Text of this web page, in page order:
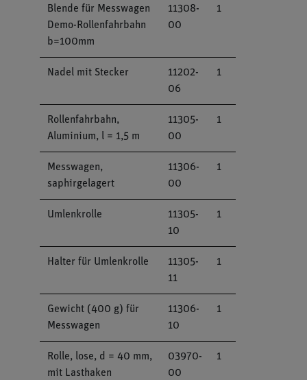
Blende für Messwagen
Demo-Rollenfahrbahn
b=100mm
11308-
00
1
Nadel mit Stecker
11202-
06
1
Rollenfahrbahn,
Aluminium, l = 1,5 m
11305-
00
1
Messwagen,
saphirgelagert
11306-
00
1
Umlenkrolle
11305-
10
1
Halter für Umlenkrolle
11305-
11
1
Gewicht (400 g) für
Messwagen
11306-
10
1
Rolle, lose, d = 40 mm,
mit Lasthaken
03970-
00
1